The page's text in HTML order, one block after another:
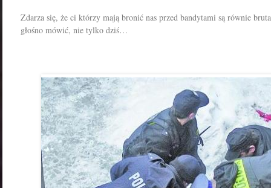
Zdarza się, że ci którzy mają bronić nas przed bandytami są równie
głośno mówić, nie tylko dziś…